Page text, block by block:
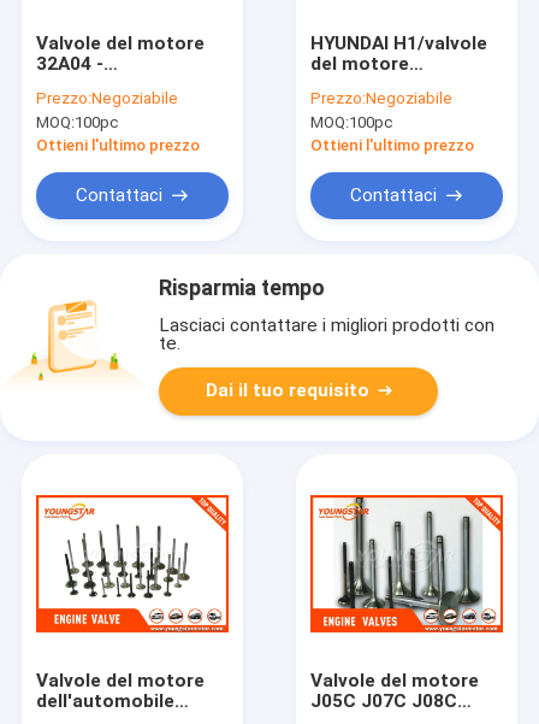
Valvole del motore
32A04 -
dell'automobile di
MITSUBISHI
Forklifter S4S
Prezzo:Negoziabile
MOQ:100pc
Ottieni l'ultimo prezzo
Contattaci
HYUNDAI H1/valvole
del motore
D4BH 22211 -
42850/22212 - 42850
Prezzo:Negoziabile
MOQ:100pc
Ottieni l'ultimo prezzo
Contattaci
Risparmia tempo
Lasciaci contattare i migliori prodotti con
te.
Dai il tuo requisito
Valvole del motore
dell'automobile
Valvole del motore
J05C J07C J08C